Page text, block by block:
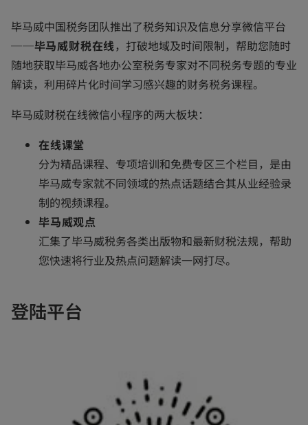
毕马威中国税务团队推出了税务知识及信息分享微信平台
──毕马威财税在线，打破地域及时间限制，帮助您随时
随地获取毕马威各地办公室税务专家对不同税务专题的专业
解读，利用碎片化时间学习感兴趣的财务税务课程。
毕马威财税在线微信小程序的两大板块：
在线课堂
分为精品课程、专项培训和免费专区三个栏目，是由
毕马威专家就不同领域的热点话题结合其从业经验录
制的视频课程。
毕马威观点
汇集了毕马威税务各类出版物和最新财税法规，帮助
您快速将行业及热点问题解读一网打尽。
登陆平台